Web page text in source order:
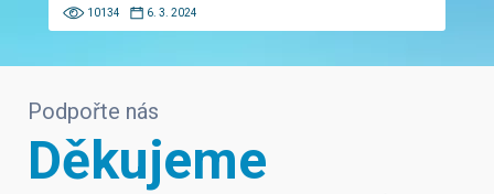
10134 6. 3. 2024
Podpořte nás
Děkujeme